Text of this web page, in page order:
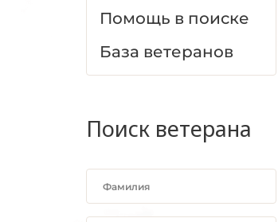
Помощь в поиске
База ветеранов
Поиск ветерана